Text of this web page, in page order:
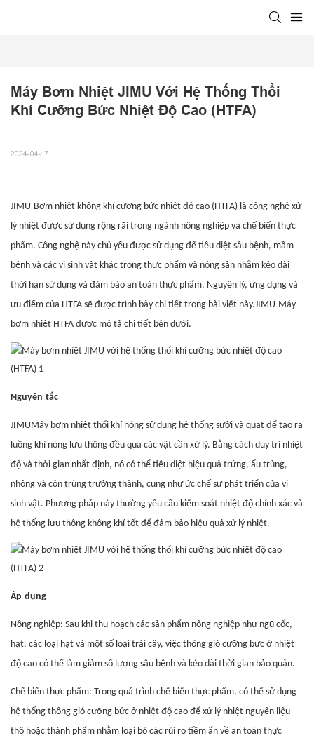
Máy Bơm Nhiệt JIMU Với Hệ Thống Thổi
Khí Cưỡng Bức Nhiệt Độ Cao (HTFA)
2024-04-17
JIMU Bơm nhiệt không khí cưỡng bức nhiệt độ cao (HTFA) là công nghệ xử
lý nhiệt được sử dụng rộng rãi trong ngành nông nghiệp và chế biến thực
phẩm. Công nghệ này chủ yếu được sử dụng để tiêu diệt sâu bệnh, mầm
bệnh và các vi sinh vật khác trong thực phẩm và nông sản nhằm kéo dài
thời hạn sử dụng và đảm bảo an toàn thực phẩm. Nguyên lý, ứng dụng và
ưu điểm của HTFA sẽ được trình bày chi tiết trong bài viết này.JIMU Máy
bơm nhiệt HTFA được mô tả chi tiết bên dưới.
Nguyên tắc
JIMUMáy bơm nhiệt thổi khí nóng sử dụng hệ thống sưởi và quạt để tạo ra
luồng khí nóng lưu thông đều qua các vật cần xử lý. Bằng cách duy trì nhiệt
độ và thời gian nhất định, nó có thể tiêu diệt hiệu quả trứng, ấu trùng,
nhộng và côn trùng trưởng thành, cũng như ức chế sự phát triển của vi
sinh vật. Phương pháp này thường yêu cầu kiểm soát nhiệt độ chính xác và
hệ thống lưu thông không khí tốt để đảm bảo hiệu quả xử lý nhiệt.
Áp dụng
Nông nghiệp: Sau khi thu hoạch các sản phẩm nông nghiệp như ngũ cốc,
hạt, các loại hạt và một số loại trái cây, việc thông gió cưỡng bức ở nhiệt
độ cao có thể làm giảm số lượng sâu bệnh và kéo dài thời gian bảo quản.
Chế biến thực phẩm: Trong quá trình chế biến thực phẩm, có thể sử dụng
hệ thống thông gió cưỡng bức ở nhiệt độ cao để xử lý nhiệt nguyên liệu
thô hoặc thành phẩm nhằm loại bỏ các rủi ro tiềm ẩn về an toàn thực